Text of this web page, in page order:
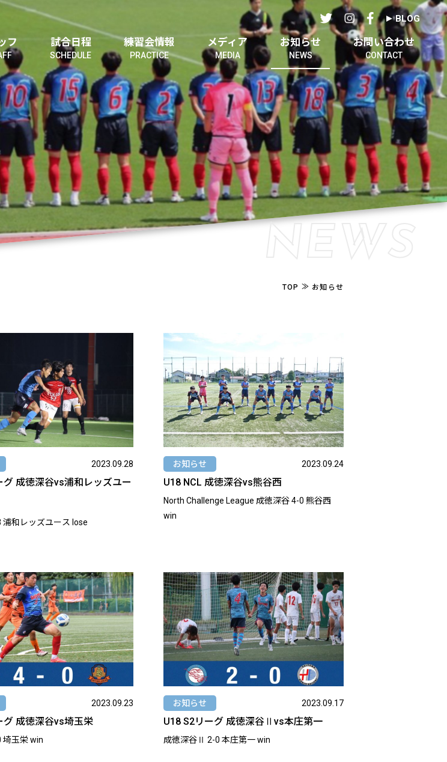
BLOG
フ 試合日程
SCHEDULE
練習会情報
PRACTICE
メディア
MEDIA
お知らせ
NEWS
お問い合わせ
CONTACT
TOP ≫ お知らせ
2023.09.28
グ 成徳深谷vs浦和レッズユー
成徳深谷 1-3 浦和レッズユース lose
お知らせ 2023.09.24
U18 NCL 成徳深谷vs熊谷西
North Challenge League 成徳深谷 4-0 熊谷西
win
2023.09.23
グ 成徳深谷vs埼玉栄
成徳深谷 4-0 埼玉栄 win
お知らせ 2023.09.17
U18 S2リーグ 成徳深谷Ⅱvs本庄第一
成徳深谷Ⅱ 2-0 本庄第一 win